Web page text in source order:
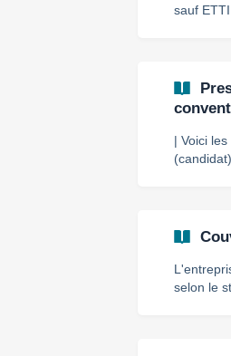
sauf ETTI Les prescripteurs conventionnées Pour utiliser le site d'Immersion Facilitée, il vous sera
| Voici les
(candidat) Le bénéficiaire s’engage à exercer les activités et tâches telles que définies dans la
selon le